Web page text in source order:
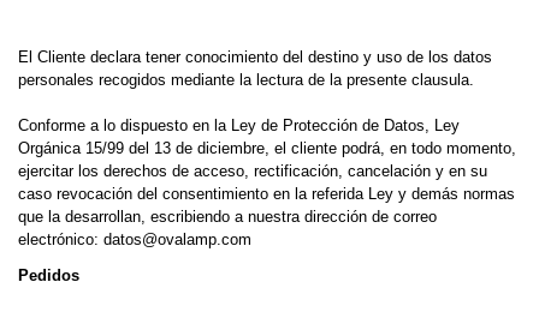
El Cliente declara tener conocimiento del destino y uso de los datos
personales recogidos mediante la lectura de la presente clausula.
Conforme a lo dispuesto en la Ley de Protección de Datos, Ley
Orgánica 15/99 del 13 de diciembre, el cliente podrá, en todo momento,
ejercitar los derechos de acceso, rectificación, cancelación y en su
caso revocación del consentimiento en la referida Ley y demás normas
que la desarrollan, escribiendo a nuestra dirección de correo
electrónico: datos@ovalamp.com
Pedidos